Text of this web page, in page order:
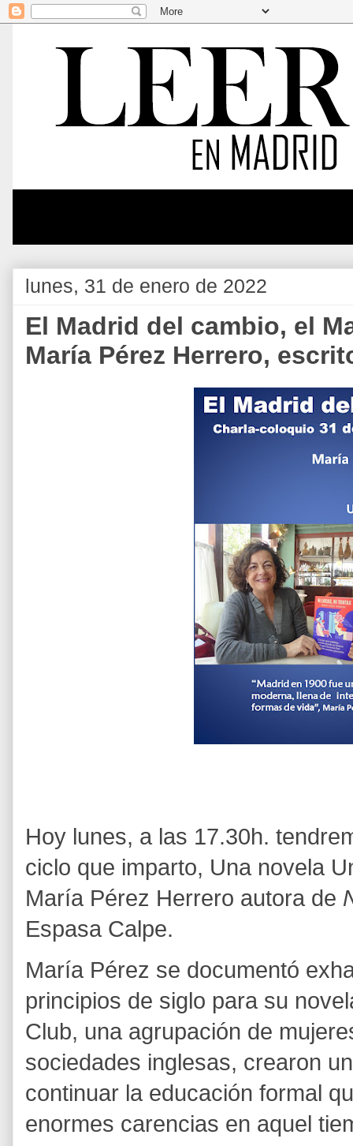
lunes, 31 de enero de 2022
El Madrid del cambio, el
María Pérez Herrero,
Hoy lunes, a las 17.30h.
ciclo que imparto, Una novela
María Pérez Herrero autora de
Espasa Calpe.
María Pérez se documentó
principios de siglo para su
Club, una agrupación de
sociedades inglesas, crearon
continuar la educación formal
enormes carencias en aquel